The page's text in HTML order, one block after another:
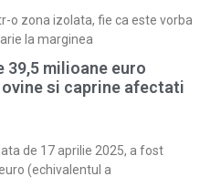
o zona izolata, fie ca este vorba
la marginea
39,5 milioane euro
si caprine afectati
de 17 aprilie 2025, a fost
(echivalentul a